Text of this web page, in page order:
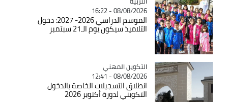
08/08/2026 - 16:22
الموسم الدراسي 2026- 2027: دخول
التلاميذ سيكون يوم الـ21 سبتمبر
Catégorie
التكوين المهني
08/08/2026 - 12:41
انطلاق التسجيلات الخاصة بالدخول
التكويني لدورة أكتوبر 2026